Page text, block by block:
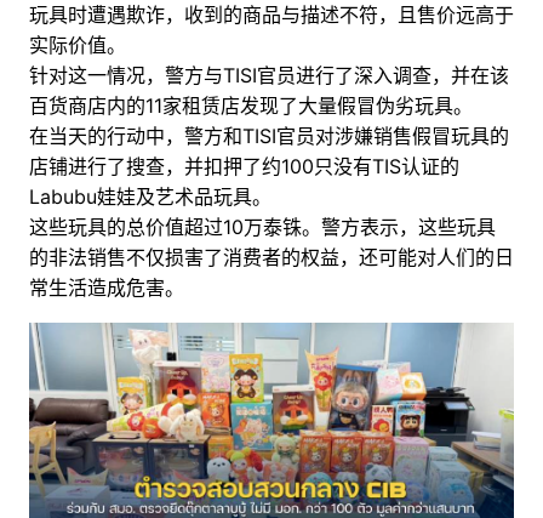
玩具时遭遇欺诈，收到的商品与描述不符，且售价远高于
实际价值。
针对这一情况，警方与TISI官员进行了深入调查，并在该
百货商店内的11家租赁店发现了大量假冒伪劣玩具。
在当天的行动中，警方和TISI官员对涉嫌销售假冒玩具的
店铺进行了搜查，并扣押了约100只没有TIS认证的
Labubu娃娃及艺术品玩具。
这些玩具的总价值超过10万泰铢。警方表示，这些玩具
的非法销售不仅损害了消费者的权益，还可能对人们的日
常生活造成危害。